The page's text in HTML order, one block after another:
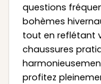
questions
bohèmes
tout en reflétant
chaussures
profitez